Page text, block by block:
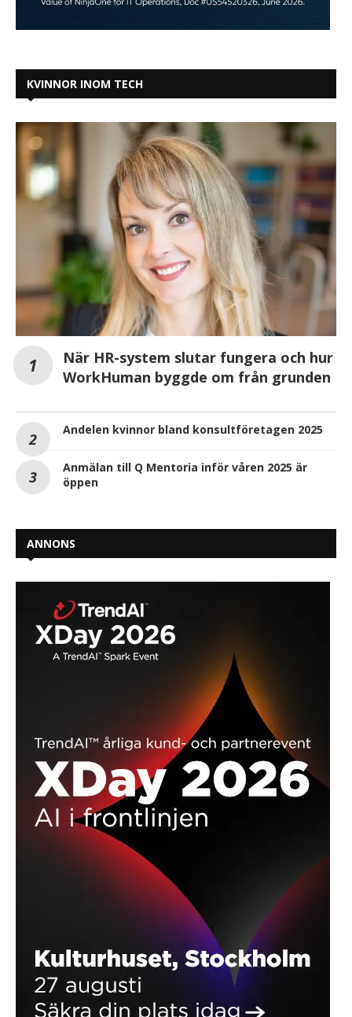
KVINNOR INOM TECH
När HR-system slutar fungera och hur
WorkHuman byggde om från grunden
Andelen kvinnor bland konsultföretagen 2025
Anmälan till Q Mentoria inför våren 2025 är
öppen
ANNONS